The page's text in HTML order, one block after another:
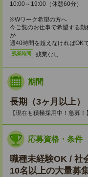
10:00～19:00（休憩60分）
※Wワーク希望の方へ
今ご覧のお仕事で希望する
が
週40時間を超えなければOKで
残業時間 残業なし
期間
長期（3ヶ月以上）
【現在も積極採用中！急募
応募資格・条件
職種未経験OK / 社
10名以上の大量募